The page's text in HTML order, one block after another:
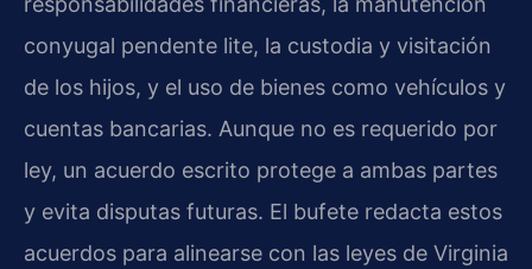
conyugal pendente lite, la custodia y visitación
de los hijos, y el uso de bienes como vehículos y
cuentas bancarias. Aunque no es requerido por
ley, un acuerdo escrito protege a ambas partes
y evita disputas futuras. El bufete redacta estos
acuerdos para alinearse con las leyes de Virginia